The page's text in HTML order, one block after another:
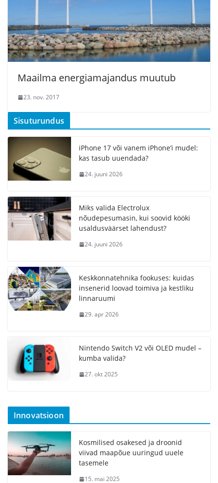
Maailma energiamajandus muutub
23. nov. 2017
Sisuturundus
iPhone 17 või vanem iPhone’i mudel:
kas tasub uuendada?
24. juuni 2026
Miks valida Electrolux
nõudepesumasin, kui soovid kööki
usaldusväärset lahendust?
24. juuni 2026
Keskkonnatehnika fookuses: kuidas
insenerid loovad toimiva ja kestliku
linnaruumi
29. apr 2026
Nintendo Switch V2 või OLED mudel –
kumba valida?
27. okt 2025
Innovatsioon
Kosmilised osakesed ja droonid
viivad maapõue uuringud uuele
tasemele
15. mai 2025